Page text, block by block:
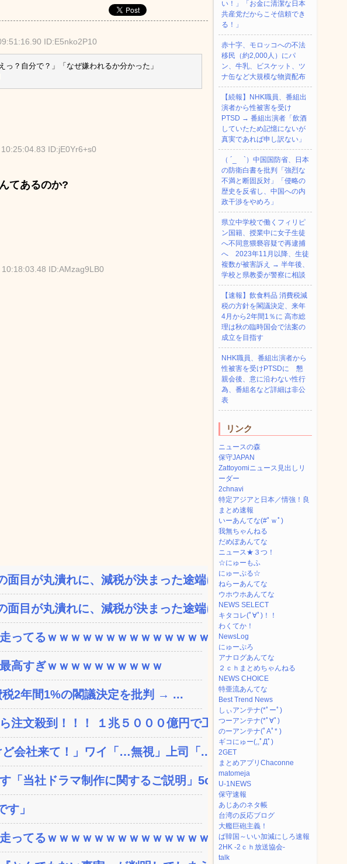
ID:E5nko2P10
っ？自分で？」「なぜ嫌われるか分かった」
ID:jE0Yr6+s0
てあるのか?
ID:AMzag9LB0
面目が丸潰れに、減税が決まった途端に市...
面目が丸潰れに、減税が決まった途端に市...
ってるｗｗｗｗｗｗｗｗｗｗｗｗｗｗｗ...
高すぎｗｗｗｗｗｗｗｗｗｗ
税2年間1%の閣議決定を批判 → ...
注文殺到！！！ １兆５０００億円で工...
会社来て！」ワイ「…無視」上司「...
「当社ドラマ制作に関するご説明」5c...
」
ってるｗｗｗｗｗｗｗｗｗｗｗｗｗｗｗ...
い！」「お金に清潔な日本
共産党だからこそ信頼でき
る！」
赤十字、モロッコへの不法
移民（約2,000人）にパ
ン、牛乳、ビスケット、ツ
ナ缶など大規模な物資配布
【続報】NHK職員、番組出
演者から性被害を受け
PTSD → 番組出演者「飲酒
していたため記憶にないが
真実であれば申し訳ない」
（ ´_ゝ`）中国国防省、日本
の防衛白書を批判「強烈な
不満と断固反対」「侵略の
歴史を反省し、中国への内
政干渉をやめろ」
県立中学校で働くフィリピ
ン国籍、授業中に女子生徒
へ不同意猥褻容疑で再逮捕
へ 2023年11月以降、生徒
複数が被害訴え → 半年後、
学校と県教委が警察に相談
【速報】飲食料品 消費税減
税の方針を閣議決定、来年
4月から2年間1％に 高市総
理は秋の臨時国会で法案の
成立を目指す
NHK職員、番組出演者から
性被害を受けPTSDに 懇
親会後、意に沿わない性行
為、番組名など詳細は非公
表
リンク
ニュースの森
保守JAPAN
Zattoyomiニュース見出しリ
ーダー
2chnavi
特定アジアと日本／情強！良
まとめ速報
いーあんてな(#ﾟｗﾟ)
我無ちゃんねる
だめぽあんてな
ニュース★３つ！
☆にゅーもふ
にゅーぷる☆
ねらーあんてな
ウホウホあんてな
NEWS SELECT
キタコレ(ﾟ∀ﾟ)！！
わくてか！
NewsLog
にゅーぷろ
アナログあんてな
２ｃｈまとめちゃんねる
NEWS CHOICE
特亜流あんてな
Best Trend News
しぃアンテナ(*ﾟーﾟ)
つーアンテナ(*ﾟ∀ﾟ)
のーアンテナ(ﾟAﾟ* )
ギコにゅー(,,ﾟДﾟ)
2GET
まとめアプリChaconne
matomeja
U-1NEWS
保守速報
あじあのネタ帳
台湾の反応ブログ
大艦巨砲主義！
ば韓国～いい加減にしろ速報
2HK -2ｃｈ放送協会-
talk